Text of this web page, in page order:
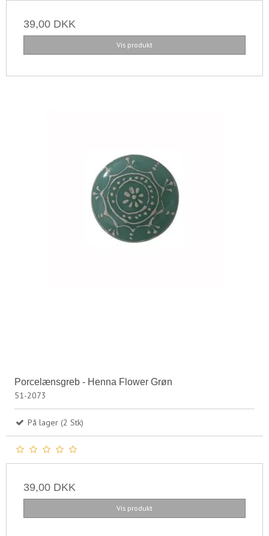
39,00 DKK
Vis produkt
Porcelænsgreb - Henna Flower Grøn
51-2073
På lager (2 Stk)
39,00 DKK
Vis produkt